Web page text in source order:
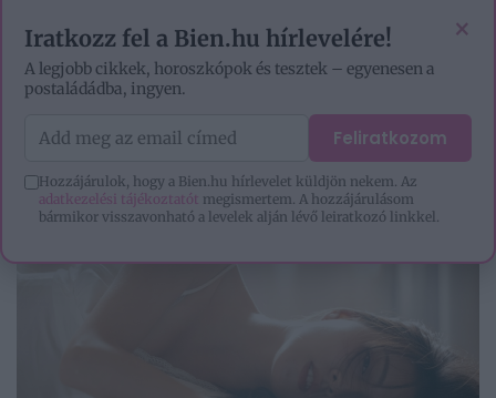
×
Iratkozz fel a Bien.hu hírlevelére!
A legjobb cikkek, horoszkópok és tesztek – egyenesen a
postaládádba, ingyen.
Feliratkozom
Hozzájárulok, hogy a Bien.hu hírlevelet küldjön nekem. Az
adatkezelési tájékoztatót megismertem. A hozzájárulásom
bármikor visszavonható a levelek alján lévő leiratkozó linkkel.